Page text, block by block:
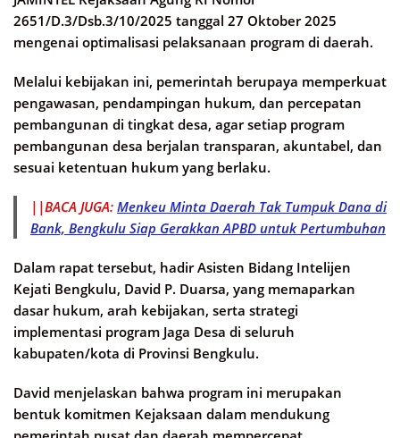
2651/D.3/Dsb.3/10/2025 tanggal 27 Oktober 2025
mengenai optimalisasi pelaksanaan program di daerah.
Melalui kebijakan ini, pemerintah berupaya memperkuat
pengawasan, pendampingan hukum, dan percepatan
pembangunan di tingkat desa, agar setiap program
pembangunan desa berjalan transparan, akuntabel, dan
sesuai ketentuan hukum yang berlaku.
||BACA JUGA: Menkeu Minta Daerah Tak Tumpuk Dana di
Bank, Bengkulu Siap Gerakkan APBD untuk Pertumbuhan
Dalam rapat tersebut, hadir Asisten Bidang Intelijen
Kejati Bengkulu, David P. Duarsa, yang memaparkan
dasar hukum, arah kebijakan, serta strategi
implementasi program Jaga Desa di seluruh
kabupaten/kota di Provinsi Bengkulu.
David menjelaskan bahwa program ini merupakan
bentuk komitmen Kejaksaan dalam mendukung